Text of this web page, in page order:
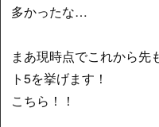
多かったな…
まあ現時点でこれから先
ト5を挙げます！
こちら！！